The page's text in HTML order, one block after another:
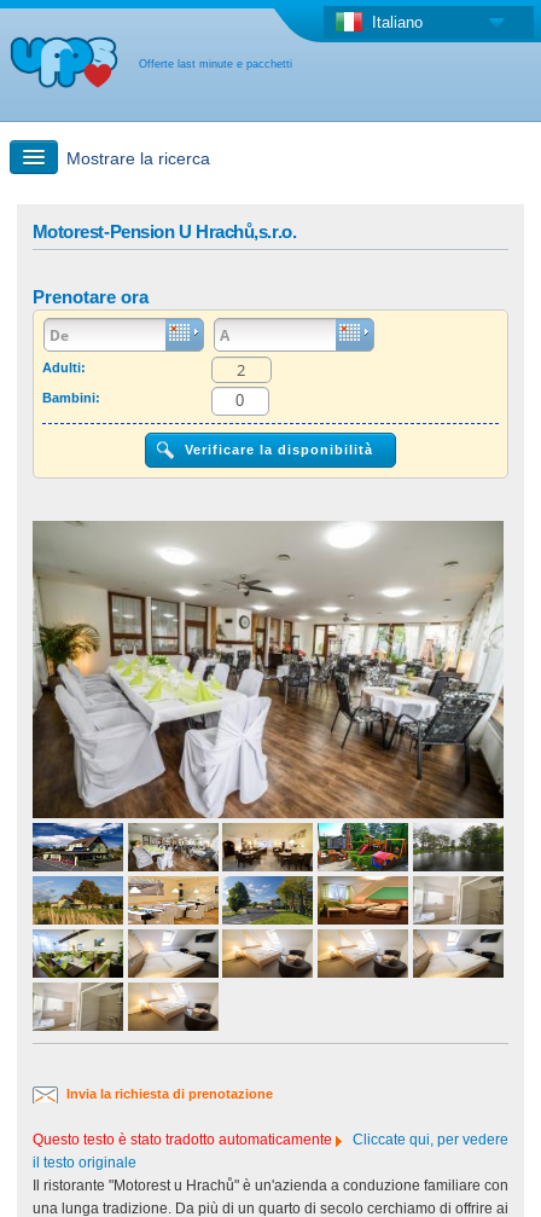
Offerte last minute e pacchetti
Italiano
Mostrare la ricerca
Offerta last minute + Offerta forfettaria
Altro paese
Motorest-Pension U Hrachů,s.r.o.
Prenotare ora
Adulti:
Bambini:
Invia la richiesta di prenotazione
Questo testo è stato tradotto automaticamente
Cliccate qui, per vedere
il testo originale
Il ristorante "Motorest u Hrachů" è un'azienda a conduzione familiare con
una lunga tradizione. Da più di un quarto di secolo cerchiamo di offrire ai